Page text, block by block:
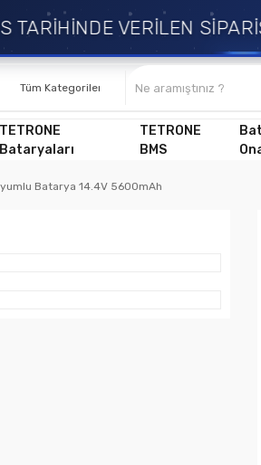
VERİLEN
TETRONE
Bataryaları
TETRONE
BMS
Batarya 14.4V 5600mAh